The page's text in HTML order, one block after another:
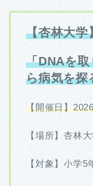
【杏林大学
「DNAを
ら病気を探
【開催日】
【場所】杏林
【対象】小学5